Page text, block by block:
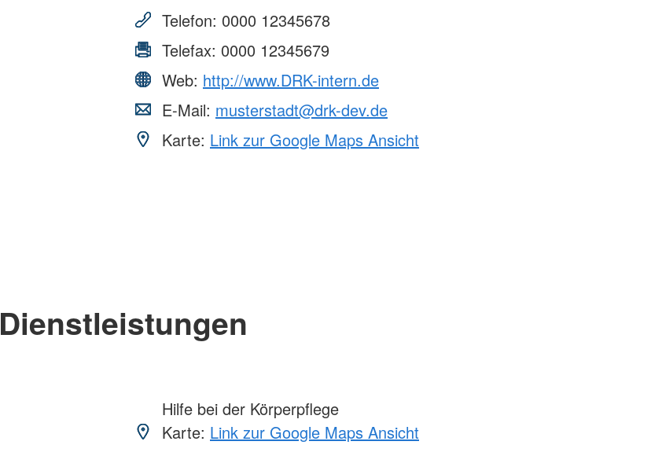
Spenden
Telefon: 0000 12345678
Telefax: 0000 12345679
Web: http://www.DRK-intern.de
E-Mail: musterstadt@drk-dev.de
Karte: Link zur Google Maps Ansicht
Dienstleistungen
Hilfe bei der Körperpflege
Karte: Link zur Google Maps Ansicht